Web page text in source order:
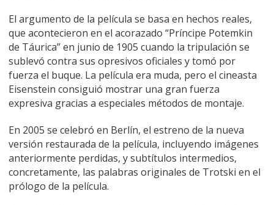
El argumento de la película se basa en hechos reales,
que acontecieron en el acorazado “Príncipe Potemkin
de Táurica” en junio de 1905 cuando la tripulación se
sublevó contra sus opresivos oficiales y tomó por
fuerza el buque. La película era muda, pero el cineasta
Eisenstein consiguió mostrar una gran fuerza
expresiva gracias a especiales métodos de montaje.
En 2005 se celebró en Berlín, el estreno de la nueva
versión restaurada de la película, incluyendo imágenes
anteriormente perdidas, y subtítulos intermedios,
concretamente, las palabras originales de Trotski en el
prólogo de la película.